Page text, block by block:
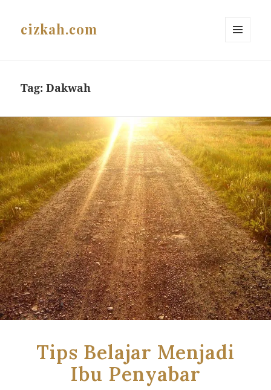
cizkah.com
Tag:Dakwah
Tips Belajar Menjadi
Ibu Penyabar